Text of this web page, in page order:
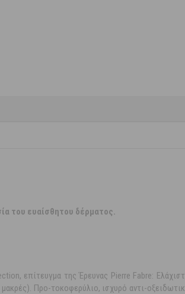
του ευαίσθητου δέρματος.
επίτευγμα της Έρευνας Pierre Fabre:
Προ-τοκοφερύλιο, ισχυρό αντι-